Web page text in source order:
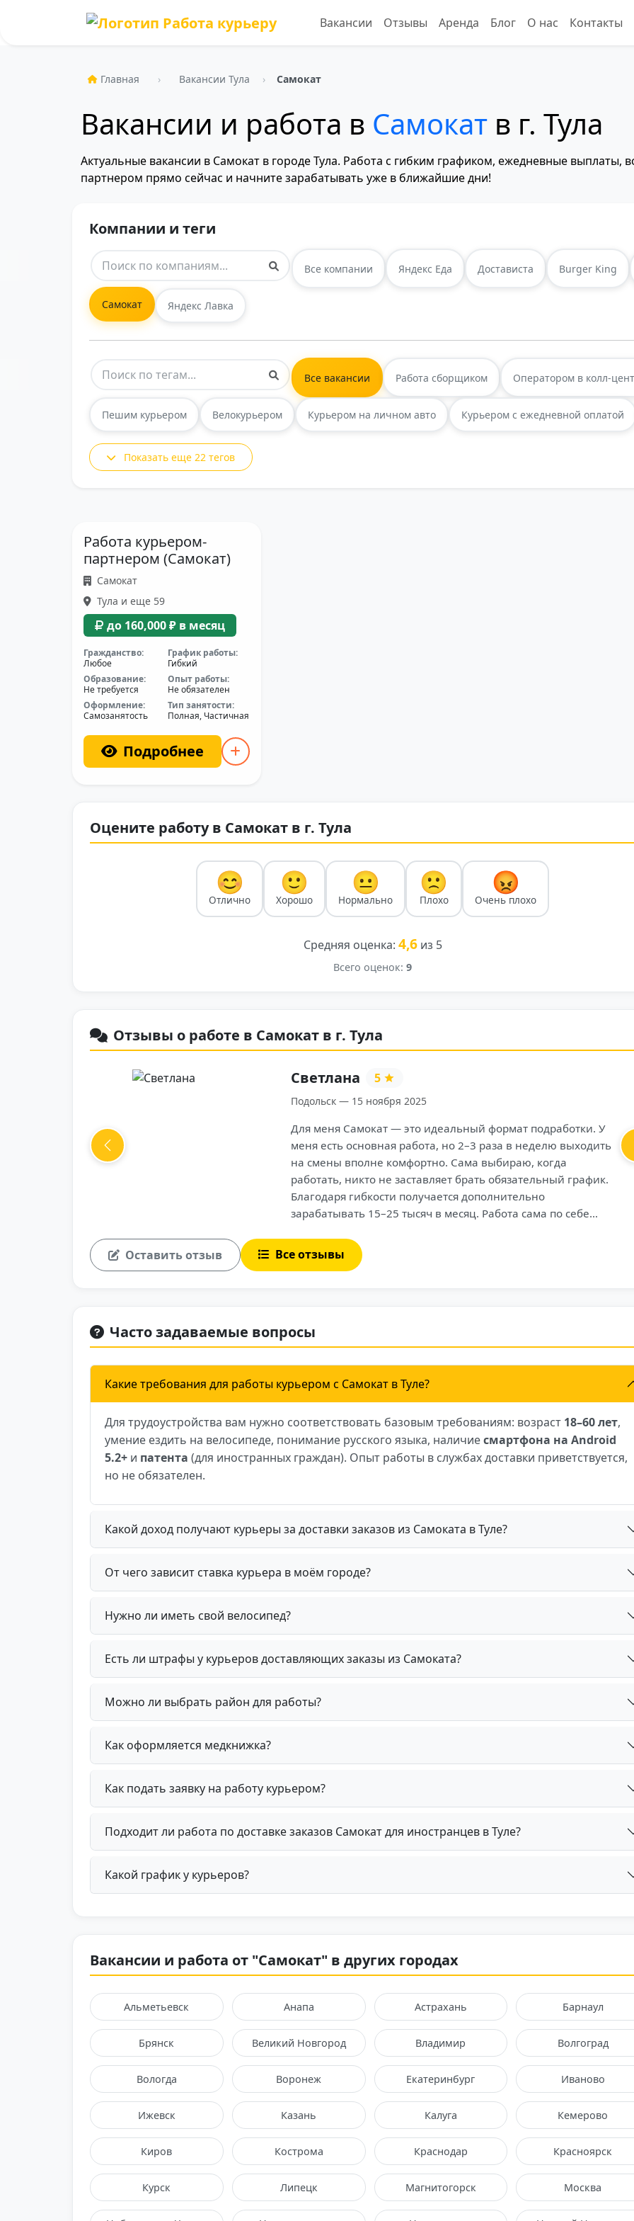
Вакансии Отзывы Аренда Блог О нас Контакты
Главная Вакансии Тула Самокат
Вакансии и работа в Самокат в г. Тула
Актуальные вакансии в Самокат в городе Тула. Работа с гибким графиком, ежедневные выплаты,
партнером прямо сейчас и начните зарабатывать уже в ближайшие дни!
Компании и теги
Все компании Яндекс Еда Достависта Burger King
Самокат Яндекс Лавка
Все вакансии Работа сборщиком Оператором в колл-
Пешим курьером Велокурьером Курьером на личном авто Курьером с ежедневной оплатой
Показать еще 22 тегов
Работа курьером-
партнером (Самокат)
Самокат
Тула и еще 59
до 160,000 ₽ в месяц
Гражданство:
Любое
График работы:
Гибкий
Образование:
Не требуется
Опыт работы:
Не обязателен
Оформление:
Самозанятость
Тип занятости:
Полная, Частичная
Подробнее
Оцените работу в Самокат в г. Тула
😊
Отлично
🙂
Хорошо
😐
Нормально
🙁
Плохо
😡
Очень плохо
Средняя оценка: 4,6из 5
Всего оценок: 9
Отзывы о работе в Самокат в г. Тула
Светлана
Для меня Самокат — это идеальный формат подработки. У
меня есть основная работа, но 2–3 раза в неделю выходить
на смены вполне комфортно. Сама выбираю, когда
работать, никто не заставляет брать обязательный график.
Благодаря гибкости получается дополнительно
зарабатывать 15–25 тысяч в месяц. Работа сама по себе
приятные, проблем не возникает. Очень радует, что
выплаты каждую неделю и без задержек. А ещё нравится,
подходит.
Previous
Оставить отзыв Все отзывы
Часто задаваемые вопросы
Какие требования для работы курьером c Самокат в Туле?
Для трудоустройства вам нужно соответствовать базовым требованиям: возраст 18–60 лет,
умение ездить на велосипеде, понимание русского языка, наличиесмартфона на Android
5.2+ и патента (для иностранных граждан). Опыт работы в службах доставки приветствуется,
но не обязателен.
Какой доход получают курьеры за доставки заказов из Самоката в Туле?
От чего зависит ставка курьера в моём городе?
Нужно ли иметь свой велосипед?
Есть ли штрафы у курьеров доставляющих заказы из Самоката?
Можно ли выбрать район для работы?
Как оформляется медкнижка?
Как подать заявку на работу курьером?
Подходит ли работа по доставке заказов Самокат для иностранцев в Туле?
Какой график у курьеров?
Вакансии и работа от "Самокат" в других городах
Альметьевск Анапа Астрахань Барнаул
Брянск Великий Новгород Владимир Волгоград
Вологда Воронеж Екатеринбург Иваново
Ижевск Казань Калуга Кемерово
Киров Кострома Краснодар Красноярск
Курск Липецк Магнитогорск Москва